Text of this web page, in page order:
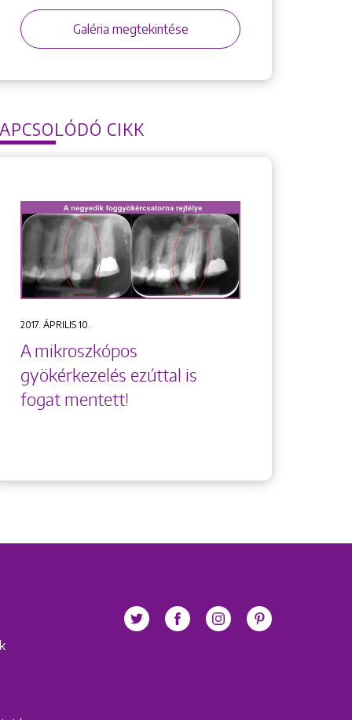
Galéria megtekintése
CIKK
2017. ÁPRILIS 10.
A mikroszkópos
gyökérkezelés ezúttal is
fogat mentett!